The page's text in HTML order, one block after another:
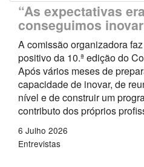
“As expectativas
conseguimos
A comissão organizadora
positivo da 10.ª edição do
Após vários meses de
capacidade de inovar, de
nível e de construir um
contributo dos próprios
6 Julho 2026
Entrevistas